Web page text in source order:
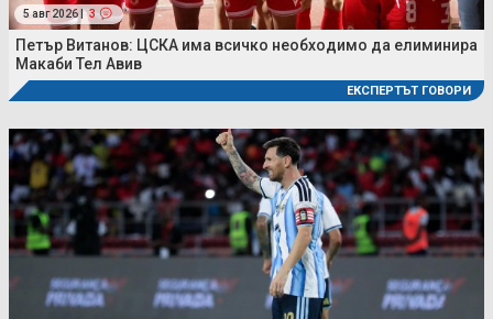
5 авг 2026 | 3
Петър Витанов: ЦСКА има всичко необходимо да елиминира
Макаби Тел Авив
ЕКСПЕРТЪТ ГОВОРИ